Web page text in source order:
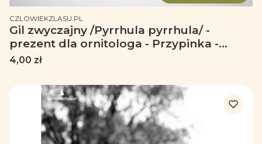
PRODUCENT
CZLOWIEKZLASU.PL
Gil zwyczajny /Pyrrhula pyrrhula/ -
prezent dla ornitologa - Przypinka -
Button
Cena
4,00 zł